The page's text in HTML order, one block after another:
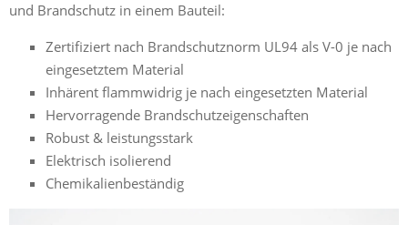
und Brandschutz in einem Bauteil:
Zertifiziert nach Brandschutznorm UL94 als V-0 je nach
eingesetztem Material
Inhärent flammwidrig je nach eingesetzten Material
Hervorragende Brandschutzeigenschaften
Robust & leistungsstark
Elektrisch isolierend
Chemikalienbeständig